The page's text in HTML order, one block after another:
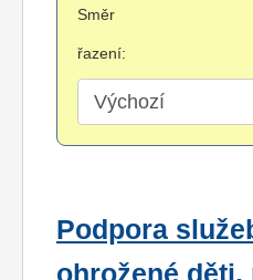
Směr
řazení:
Podpora